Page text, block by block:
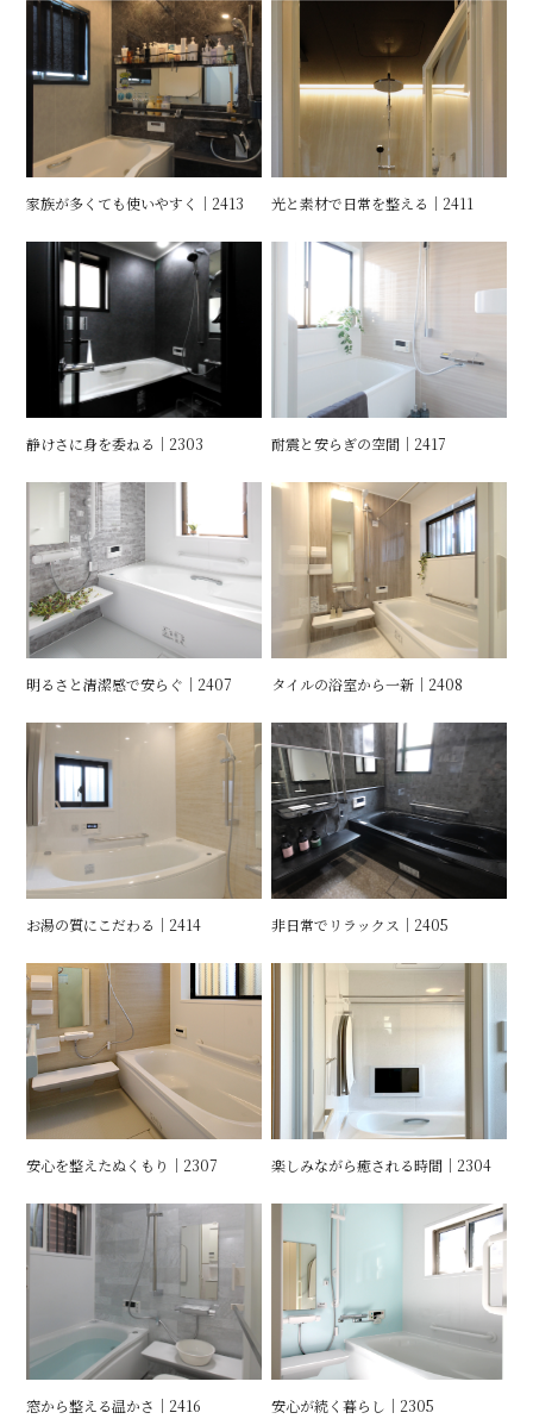
家族が多くても使いやすく｜2413 光と素材で日常を整える｜2411
静けさに身を委ねる｜2303 耐震と安らぎの空間｜2417
明るさと清潔感で安らぐ｜2407 タイルの浴室から一新｜2408
お湯の質にこだわる｜2414 非日常でリラックス｜2405
安心を整えたぬくもり｜2307 楽しみながら癒される時間｜2304
窓から整える温かさ｜2416 安心が続く暮らし｜2305